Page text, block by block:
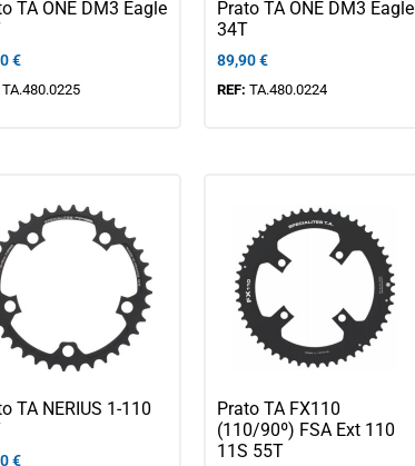
TA ONE DM3 Eagle
€
TA.480.0225
Prato TA ONE DM3 Eagle
34T
89,90€
REF: TA.480.0224
TA NERIUS 1-110
€
Prato TA FX110
(110/90º) FSA Ext 110
11S 55T